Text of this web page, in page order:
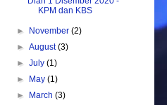
KPM dan KBS
► November(2)
►August(3)
►July(1)
►
May(1)
►
March(3)